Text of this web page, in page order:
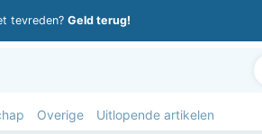
tevreden? Geld terug!
Overige Uitlopende artikelen